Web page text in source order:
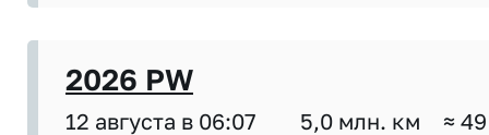
2026 PW
12 августа в 06:07 5,0 млн. км ≈